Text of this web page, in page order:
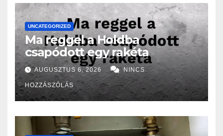
UNCATEGORIZED
Ma reggel a Holdba
csapódott egy rakéta
AUGUSZTUS 6, 2026 NINCS
HOZZÁSZÓLÁS